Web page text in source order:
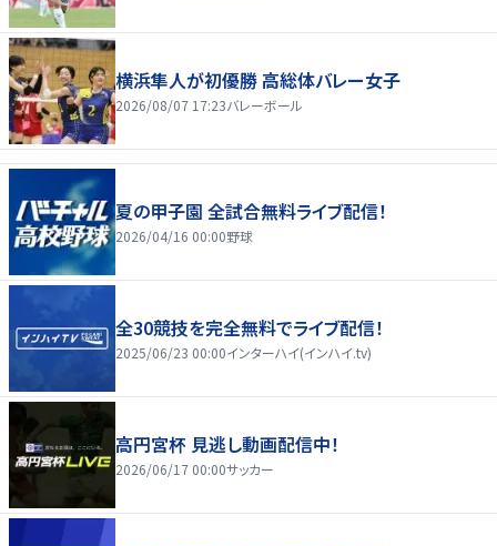
横浜隼人が初優勝 高総体バレー女子
2026/08/07 17:23バレーボール
夏の甲子園 全試合無料ライブ配信！
2026/04/16 00:00野球
全30競技を完全無料でライブ配信！
2025/06/23 00:00インターハイ(インハイ.tv)
高円宮杯 見逃し動画配信中！
2026/06/17 00:00サッカー